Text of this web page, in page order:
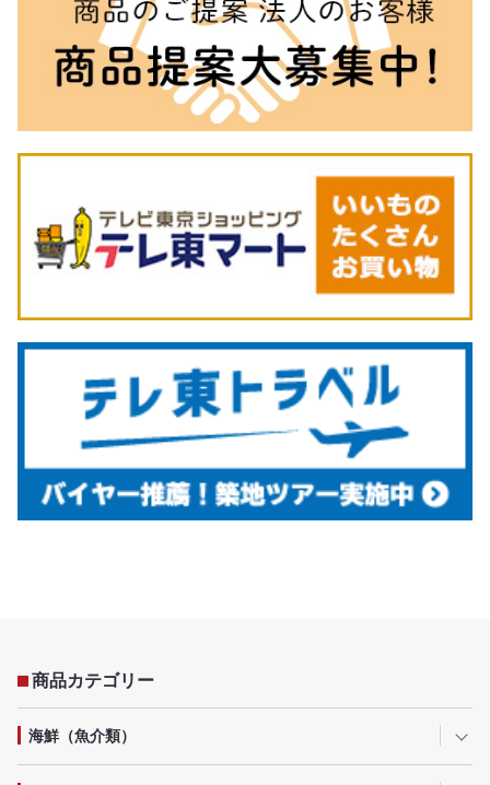
商品カテゴリー
海鮮（魚介類）